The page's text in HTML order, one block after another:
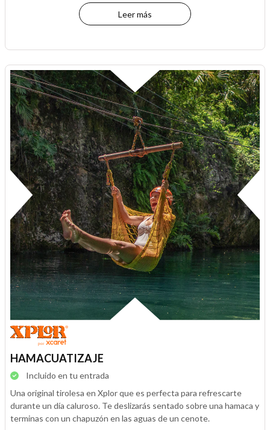
Leer más
HAMACUATIZAJE
Incluido en tu entrada
Una original tirolesa en Xplor que es perfecta para refrescarte
durante un día caluroso. Te deslizarás sentado sobre una hamaca y
terminas con un chapuzón en las aguas de un cenote.